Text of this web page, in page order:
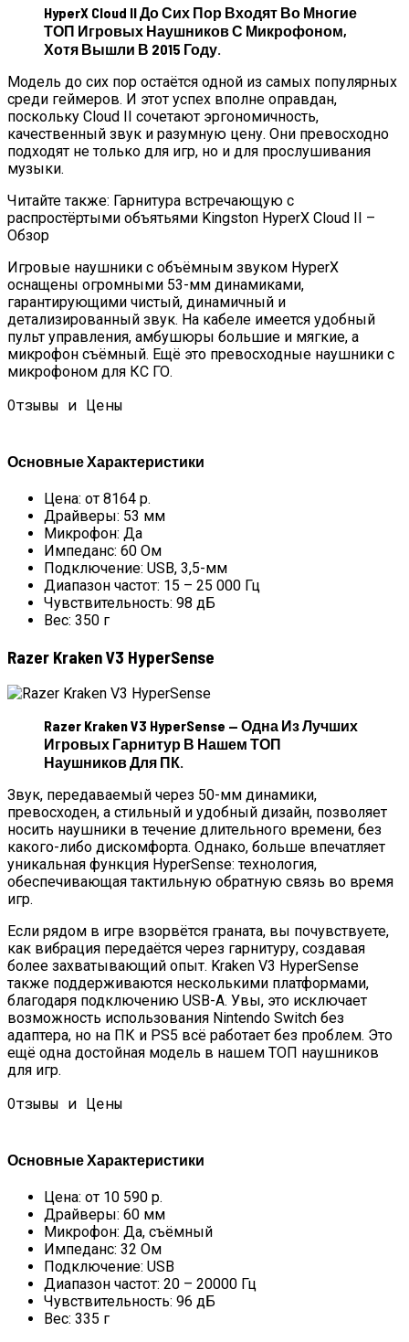
HyperX Cloud II До Сих Пор Входят Во Многие
ТОП Игровых Наушников С Микрофоном,
Хотя Вышли В 2015 Году.
Модель до сих пор остаётся одной из самых популярных
среди геймеров. И этот успех вполне оправдан,
поскольку Cloud II сочетают эргономичность,
качественный звук и разумную цену. Они превосходно
подходят не только для игр, но и для прослушивания
музыки.
Читайте также: Гарнитура встречающую с
распростёртыми объятьями Kingston HyperX Cloud II –
Обзор
Игровые наушники с объёмным звуком HyperX
оснащены огромными 53-мм динамиками,
гарантирующими чистый, динамичный и
детализированный звук. На кабеле имеется удобный
пульт управления, амбушюры большие и мягкие, а
микрофон съёмный. Ещё это превосходные наушники с
микрофоном для КС ГО.
Отзывы и Цены
Основные Характеристики
Цена: от 8164 р.
Драйверы: 53 мм
Микрофон: Да
Импеданс: 60 Ом
Подключение: USB, 3,5-мм
Диапазон частот: 15 – 25 000 Гц
Чувствительность: 98 дБ
Вес: 350 г
Razer Kraken V3 HyperSense
Razer Kraken V3 HyperSense — Одна Из Лучших
Игровых Гарнитур В Нашем ТОП
Наушников Для ПК.
Звук, передаваемый через 50-мм динамики,
превосходен, а стильный и удобный дизайн, позволяет
носить наушники в течение длительного времени, без
какого-либо дискомфорта. Однако, больше впечатляет
уникальная функция HyperSense: технология,
обеспечивающая тактильную обратную связь во время
игр.
Если рядом в игре взорвётся граната, вы почувствуете,
как вибрация передаётся через гарнитуру, создавая
более захватывающий опыт. Kraken V3 HyperSense
также поддерживаются несколькими платформами,
благодаря подключению USB-A. Увы, это исключает
возможность использования Nintendo Switch без
адаптера, но на ПК и PS5 всё работает без проблем. Это
ещё одна достойная модель в нашем ТОП наушников
для игр.
Отзывы и Цены
Основные Характеристики
Цена: от 10 590 р.
Драйверы: 60 мм
Микрофон: Да, съёмный
Импеданс: 32 Ом
Подключение: USB
Диапазон частот: 20 – 20000 Гц
Чувствительность: 96 дБ
Вес: 335 г